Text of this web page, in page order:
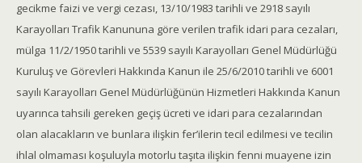
gecikme faizi ve vergi cezası, 13/10/1983 tarihli ve 2918 sayılı
Karayolları Trafik Kanununa göre verilen trafik idari para cezaları,
mülga 11/2/1950 tarihli ve 5539 sayılı Karayolları Genel Müdürlüğü
Kuruluş ve Görevleri Hakkında Kanun ile 25/6/2010 tarihli ve 6001
sayılı Karayolları Genel Müdürlüğünün Hizmetleri Hakkında Kanun
uyarınca tahsili gereken geçiş ücreti ve idari para cezalarından
olan alacakların ve bunlara ilişkin fer’ilerin tecil edilmesi ve tecilin
ihlal olmaması koşuluyla motorlu taşıta ilişkin fenni muayene izin